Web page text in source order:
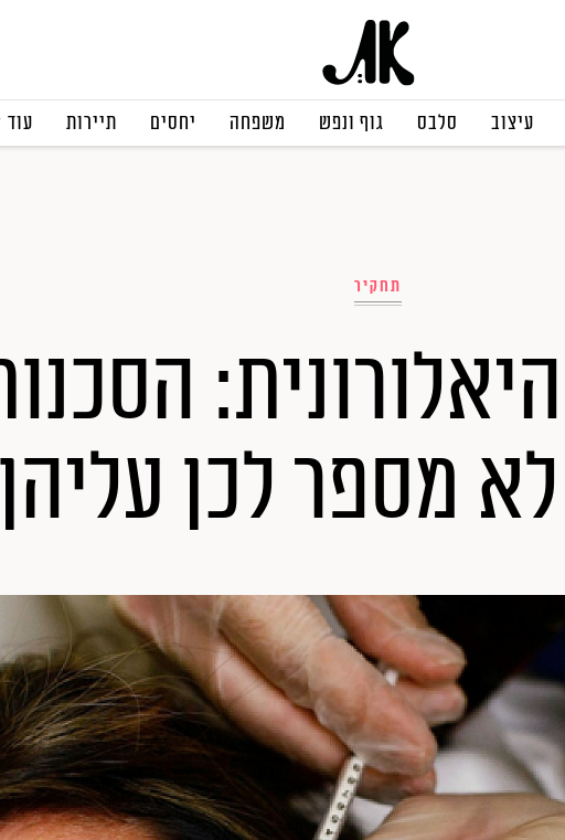
עיצוב סלבס גוף ונפש משפחה יחסים תיירות עוד
תחקיר
מספר לכן עליהן